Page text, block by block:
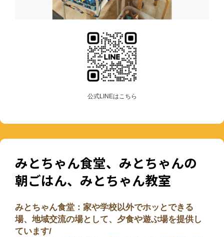
公式LINEはこちら
みとちゃん食堂、みとちゃんの
朝ごはん、みとちゃん教室
みとちゃん食堂：家や学校以外でホッとできる
場、地域交流の場として、夕食や遊ぶ場を提供し
ています/